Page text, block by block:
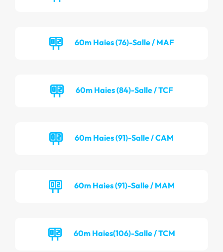
60m Haies (76)-Salle / MAF
60m Haies (84)-Salle / TCF
60m Haies (91)-Salle / CAM
60m Haies (91)-Salle / MAM
60m Haies(106)-Salle / TCM